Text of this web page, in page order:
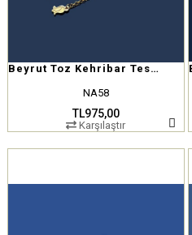
Beyrut Toz Kehribar Tesbih
NA58
TL975,00
Karşılaştır